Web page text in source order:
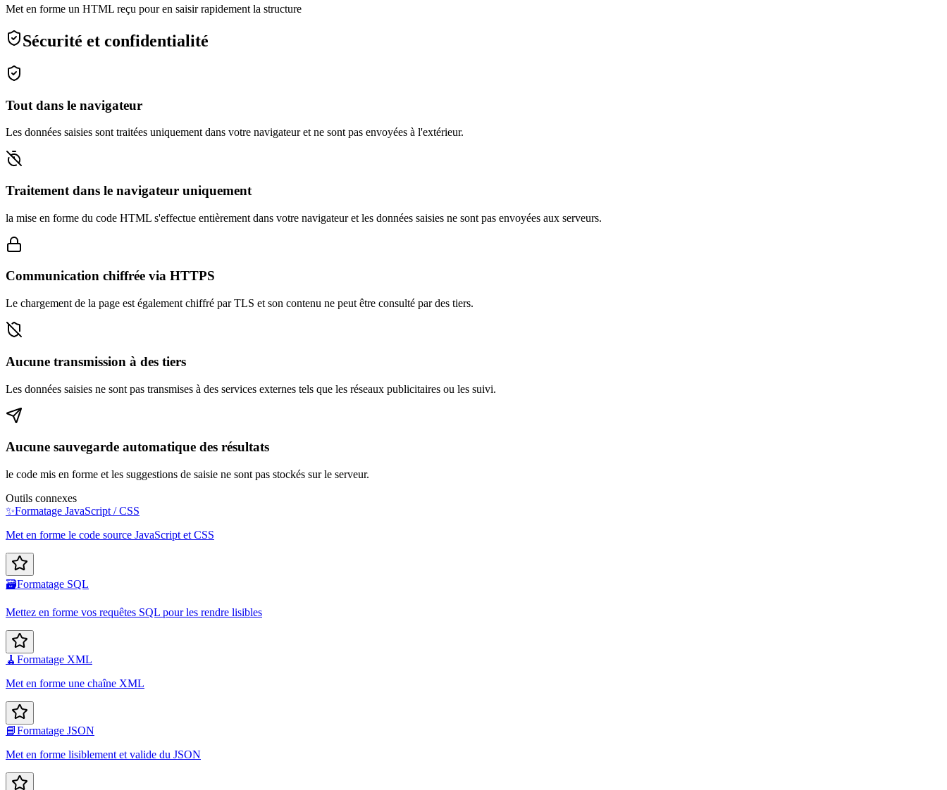
Met en forme un HTML reçu pour en saisir rapidement la structure
Sécurité et confidentialité
Tout dans le navigateur
Les données saisies sont traitées uniquement dans votre navigateur et ne sont pas envoyées à l'extérieur.
Traitement dans le navigateur uniquement
la mise en forme du code HTML s'effectue entièrement dans votre navigateur et les données saisies ne sont pas envoyées aux serveurs.
Communication chiffrée via HTTPS
Le chargement de la page est également chiffré par TLS et son contenu ne peut être consulté par des tiers.
Aucune transmission à des tiers
Les données saisies ne sont pas transmises à des services externes tels que les réseaux publicitaires ou les suivi.
Aucune sauvegarde automatique des résultats
le code mis en forme et les suggestions de saisie ne sont pas stockés sur le serveur.
Outils connexes
✨Formatage JavaScript / CSS
Met en forme le code source JavaScript et CSS
🗃️Formatage SQL
Mettez en forme vos requêtes SQL pour les rendre lisibles
🧹 Formatage XML
Met en forme une chaîne XML
📘Formatage JSON
Met en forme lisiblement et valide du JSON